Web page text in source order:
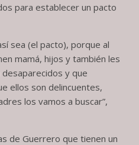
para establecer un pacto
sea (el pacto), porque al
mamá, hijos y también les
y que
ellos son delincuentes,
los vamos a buscar”,
de Guerrero que tienen un